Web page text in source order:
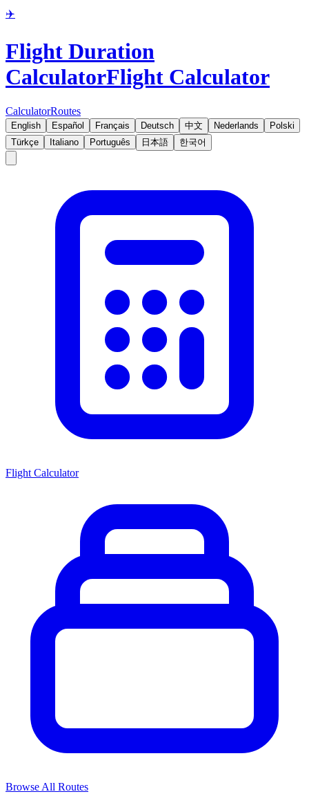
✈️
Flight Duration
CalculatorFlight Calculator
CalculatorRoutes
English Español Français Deutsch 中文 Nederlands
Polski
Türkçe
Italiano Português 日本語 한국어
Flight Calculator
Browse All Routes